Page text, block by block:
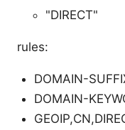
"DIRECT"
rules:
DOMAIN-
DOMAIN-